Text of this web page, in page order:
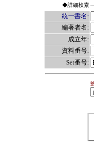
◆詳細検索
統一書名:
編著者名:
成立年:
資料番号:
Set番号: